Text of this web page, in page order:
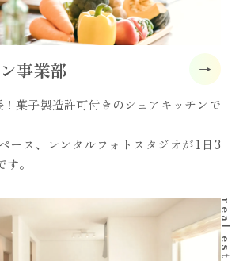
事業部
菓子製造許可付きのシェアキッチンで
ース、レンタルフォトスタジオが1日3
。